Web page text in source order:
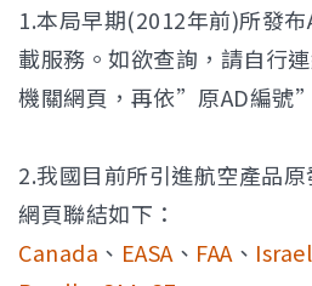
1.本局早期(2012年前)所發
載服務。如欲查詢，請自行
機關網頁，再依”原AD編號
2.我國目前所引進航空產品
網頁聯結如下：
Canada 、 EASA 、 FAA 、 Israel